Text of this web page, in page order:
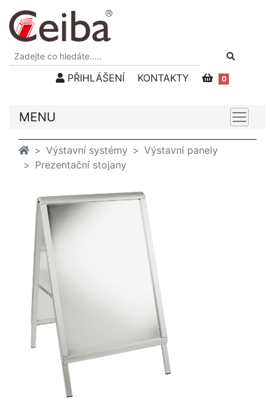
PŘIHLÁŠENÍ KONTAKTY 0
MENU
Výstavní systémy
Výstavní panely
Prezentační stojany